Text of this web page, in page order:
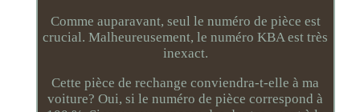
Comme auparavant, seul le numéro de pièce est
crucial. Malheureusement, le numéro KBA est très
inexact.
Cette pièce de rechange conviendra-t-elle à ma
voiture? Oui, si le numéro de pièce correspond à